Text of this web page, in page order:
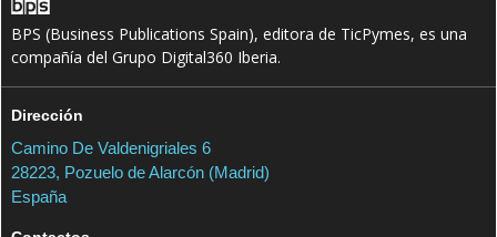
BPS (Business Publications Spain), editora de TicPymes, es una
compañía del Grupo Digital360 Iberia.
Dirección
Camino De Valdenigriales 6
28223, Pozuelo de Alarcón (Madrid)
España